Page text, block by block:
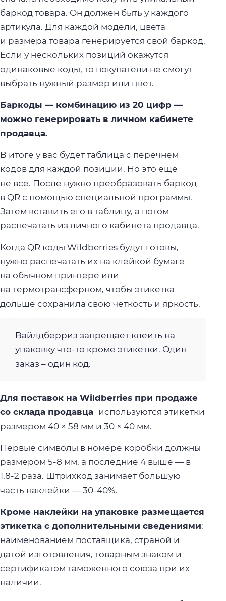
баркод товара. Он должен быть у каждого
артикула. Для каждой модели, цвета
и размера товара генерируется свой баркод.
Если у нескольких позиций окажутся
одинаковые коды, то покупатели не смогут
выбрать нужный размер или цвет.
Баркоды — комбинацию из 20 цифр —
можно генерировать в личном кабинете
продавца.
В итоге у вас будет таблица с перечнем
кодов для каждой позиции. Но это ещё
не все. После нужно преобразовать баркод
в QR с помощью специальной программы.
Затем вставить его в таблицу, а потом
распечатать из личного кабинета продавца.
Когда QR коды Wildberries будут готовы,
нужно распечатать их на клейкой бумаге
на обычном принтере или
на термотрансферном, чтобы этикетка
дольше сохранила свою четкость и яркость.
Вайлдберриз запрещает клеить на
упаковку что-то кроме этикетки. Один
заказ – один код.
Для поставок на Wildberries при продаже
со склада продавца используются этикетки
размером 40 × 58 мм и 30 × 40 мм.
Первые символы в номере коробки должны
размером 5-8 мм, а последние 4 выше — в
1,8-2 раза. Штрихкод занимает большую
часть наклейки — 30-40%.
Кроме наклейки на упаковке размещается
этикетка с дополнительными сведениями:
наименованием поставщика, страной и
датой изготовления, товарным знаком и
сертификатом таможенного союза при их
наличии.